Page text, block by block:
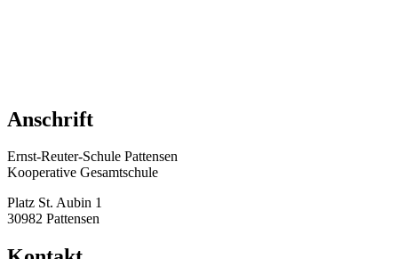
Anschrift
Ernst-Reuter-Schule Pattensen
Kooperative Gesamtschule
Platz St. Aubin 1
30982 Pattensen